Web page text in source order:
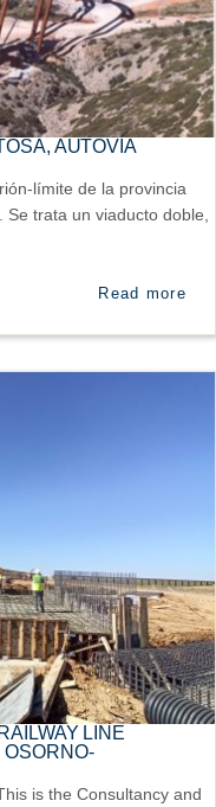
AUTOVÍA
límite de la provincia
trata un viaducto doble,
Read more
LINE
OSORNO-
is the Consultancy and